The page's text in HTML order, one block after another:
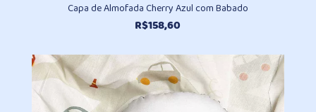
Capa de Almofada Cherry Azul com Babado
R$158,60